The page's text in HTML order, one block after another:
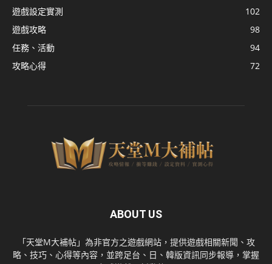
遊戲設定實測
102
遊戲攻略
98
任務、活動
94
攻略心得
72
ABOUT US
「天堂M大補帖」為非官方之遊戲網站，提供遊戲相關新聞、攻
略、技巧、心得等內容，並跨足台、日、韓版資訊同步報導，掌握